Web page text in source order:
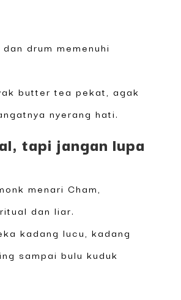
drum memenuhi
butter tea pekat, agak
nyerang hati.
tapi jangan lupa
menari Cham,
dan liar.
kadang lucu, kadang
sampai bulu kuduk